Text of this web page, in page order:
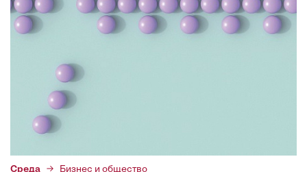
Среда Бизнес и общество